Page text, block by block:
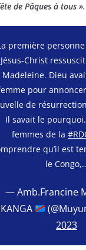
de Pâques à tous ».
première
Jésus-Christ
Madeleine. Dieu
pour
de
Il savait le
femmes de la
qu’il est
le
— Amb.Francine
2023